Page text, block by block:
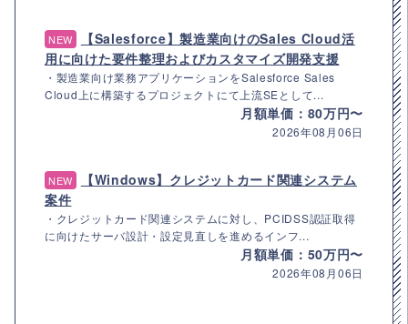
NEW
【Salesforce】製造業向けのSales Cloud活
用に向けた要件整理およびカスタマイズ開発支援
・製造業向け業務アプリケーションをSalesforce Sales
Cloud上に構築するプロジェクトにて上流SEとして...
月額単価：80万円〜
2026年08月06日
NEW
【Windows】クレジットカード関連システム
案件
・クレジットカード関連システムに対し、PCIDSS認証取得
に向けたサーバ設計・設定見直しを進めるインフ...
月額単価：50万円〜
2026年08月06日